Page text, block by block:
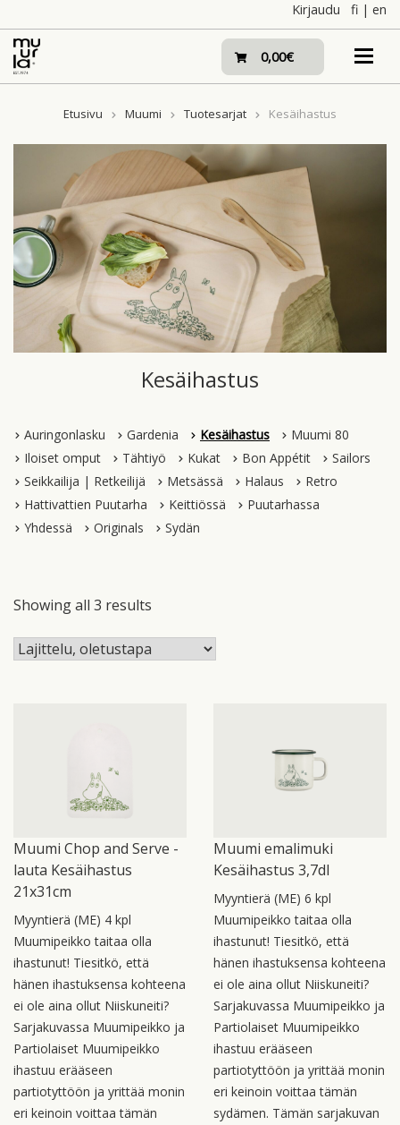
to
content
Kirjaudu fi | en
0,00€
Etusivu Muumi Tuotesarjat Kesäihastus
Kesäihastus
Auringonlasku Gardenia Kesäihastus
Muumi 80
Iloiset omput
Tähtiyö Kukat Bon Appétit
Sailors
Seikkailija | Retkeilijä
Metsässä Halaus
Retro
Hattivattien Puutarha
Keittiössä
Puutarhassa
Yhdessä
Originals Sydän
Showing all 3 results
Muumi Chop and Serve -
lauta Kesäihastus
21x31cm
Myyntierä (ME) 4 kpl
Muumipeikko taitaa olla
ihastunut! Tiesitkö, että
hänen ihastuksensa kohteena
ei ole aina ollut Niiskuneiti?
Sarjakuvassa Muumipeikko ja
Partiolaiset Muumipeikko
ihastuu erääseen
partiotyttöön ja yrittää monin
eri keinoin voittaa tämän
Muumi emalimuki
Kesäihastus 3,7dl
Myyntierä (ME) 6 kpl
Muumipeikko taitaa olla
ihastunut! Tiesitkö, että
hänen ihastuksensa kohteena
ei ole aina ollut Niiskuneiti?
Sarjakuvassa Muumipeikko ja
Partiolaiset Muumipeikko
ihastuu erääseen
partiotyttöön ja yrittää monin
eri keinoin voittaa tämän
sydämen. Tämän sarjakuvan